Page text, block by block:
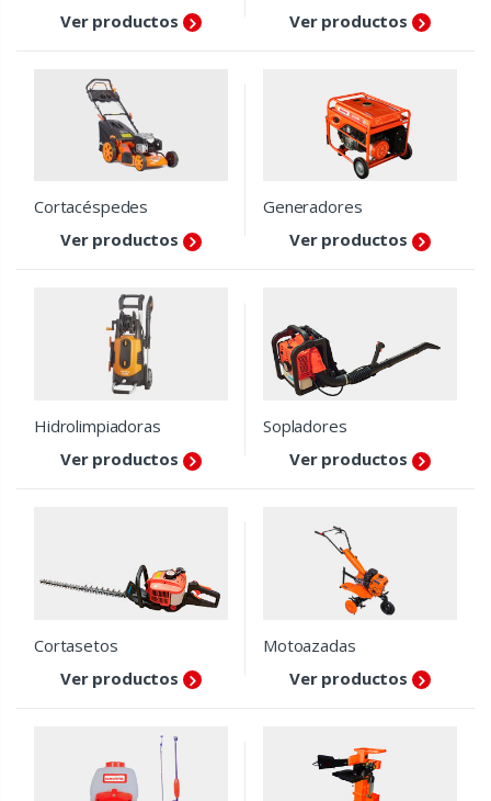
Ver productos
Ver productos
Cortacéspedes
Ver productos
Generadores
Ver productos
Hidrolimpiadoras
Ver productos
Sopladores
Ver productos
Cortasetos
Ver productos
Motoazadas
Ver productos